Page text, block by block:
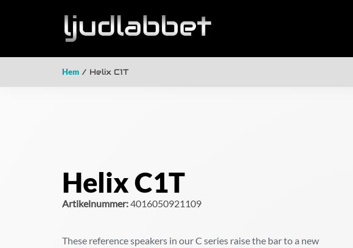
Hem / Helix C1T
Helix C1T
Artikelnummer:4016050921109
These reference speakers in our C series raise the bar to a new